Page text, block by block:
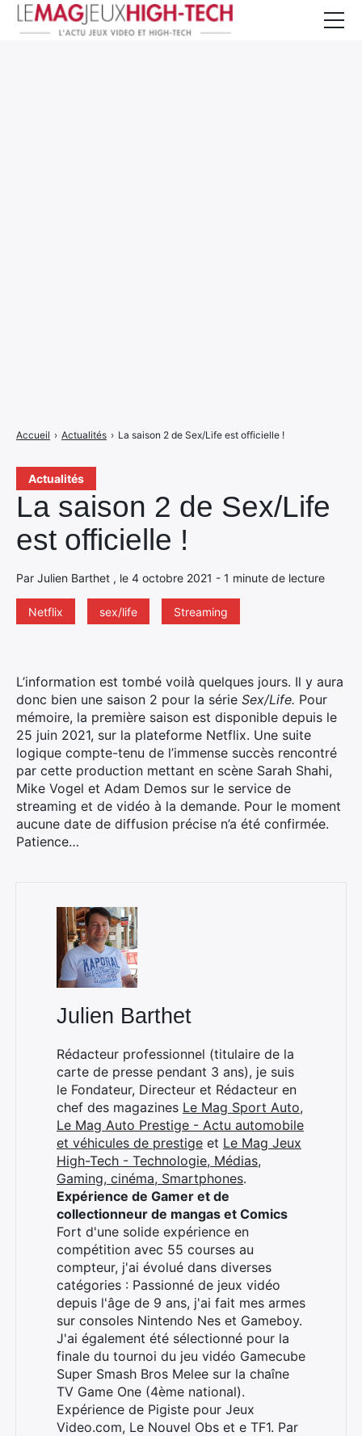
Actualités
La saison 2 de Sex/Life
est officielle !
Par Julien Barthet , le 4 octobre 2021 - 1 minute de lecture
Netflix sex/life Streaming
Accueil › Actualités › La saison 2 de Sex/Life est officielle !
L’information est tombé voilà quelques jours. Il y aura
donc bien une saison 2 pour la série Sex/Life. Pour
mémoire, la première saison est disponible depuis le
25 juin 2021, sur la plateforme Netflix. Une suite
logique compte-tenu de l’immense succès rencontré
par cette production mettant en scène Sarah Shahi,
Mike Vogel et Adam Demos sur le service de
streaming et de vidéo à la demande. Pour le moment
aucune date de diffusion précise n’a été confirmée.
Patience…
Julien Barthet
Rédacteur professionnel (titulaire de la
carte de presse pendant 3 ans), je suis
le Fondateur, Directeur et Rédacteur en
chef des magazines Le Mag Sport Auto,
Le Mag Auto Prestige - Actu automobile
et véhicules de prestige et Le Mag Jeux
High-Tech - Technologie, Médias,
Gaming, cinéma, Smartphones.
Expérience de Gamer et de
collectionneur de mangas et Comics
Fort d'une solide expérience en
compétition avec 55 courses au
compteur, j'ai évolué dans diverses
catégories : Passionné de jeux vidéo
depuis l'âge de 9 ans, j'ai fait mes armes
sur consoles Nintendo Nes et Gameboy.
J'ai également été sélectionné pour la
finale du tournoi du jeu vidéo Gamecube
Super Smash Bros Melee sur la chaîne
TV Game One (4ème national).
Expérience de Pigiste pour Jeux
Video.com, Le Nouvel Obs et e TF1. Par